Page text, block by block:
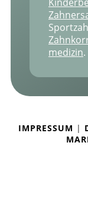
medizin.
IMPRESSUM |